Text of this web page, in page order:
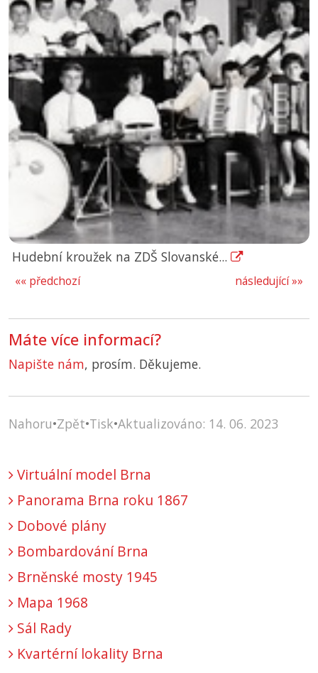
Hudební kroužek na ZDŠ Slovanské...
následující »»
«« předchozí
Máte více informací?
Napište nám, prosím. Děkujeme.
Nahoru•Zpět•Tisk•Aktualizováno: 14. 06. 2023
Virtuální model Brna
Panorama Brna roku 1867
Dobové plány
Bombardování Brna
Brněnské mosty 1945
Mapa 1968
Sál Rady
Kvartérní lokality Brna